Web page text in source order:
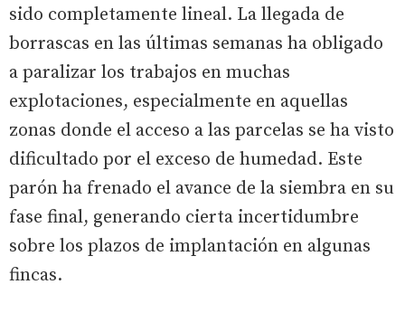
sido completamente lineal. La llegada de
borrascas en las últimas semanas ha obligado
a paralizar los trabajos en muchas
explotaciones, especialmente en aquellas
zonas donde el acceso a las parcelas se ha visto
dificultado por el exceso de humedad. Este
parón ha frenado el avance de la siembra en su
fase final, generando cierta incertidumbre
sobre los plazos de implantación en algunas
fincas.